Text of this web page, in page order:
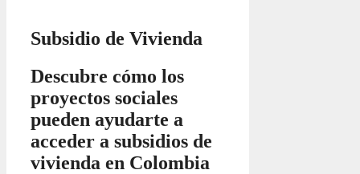
Subsidio de Vivienda
Descubre cómo los
proyectos sociales
pueden ayudarte a
acceder a subsidios de
vivienda en Colombia